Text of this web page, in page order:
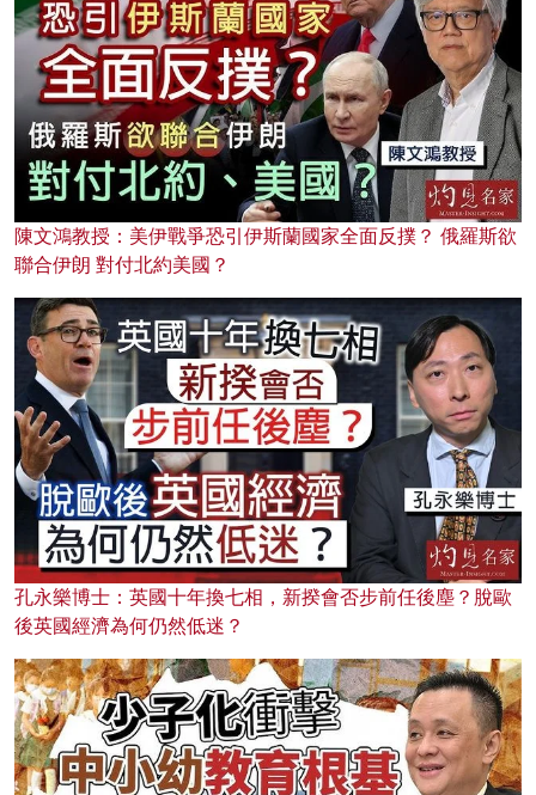
陳文鴻教授：美伊戰爭恐引伊斯蘭國家全面反撲？ 俄羅斯欲
聯合伊朗 對付北約美國？
孔永樂博士：英國十年換七相，新揆會否步前任後塵？脫歐
後英國經濟為何仍然低迷？